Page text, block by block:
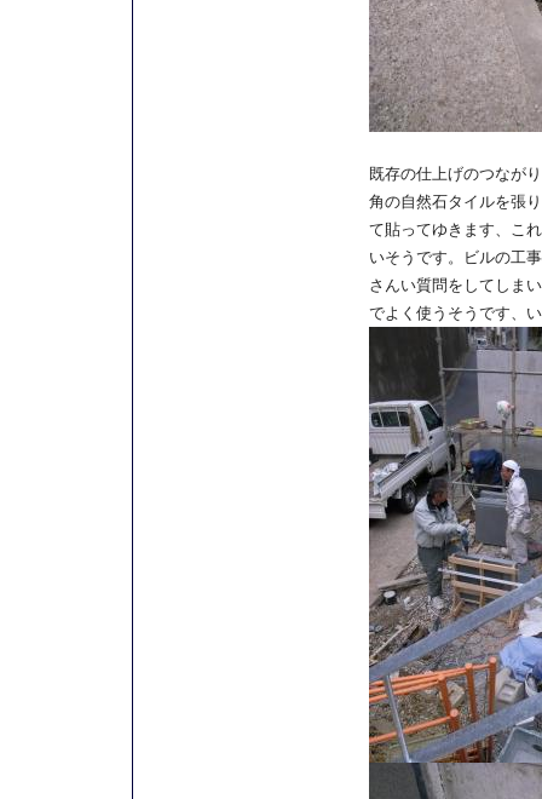
既存の仕上げのつなが
角の自然石タイルを張
て貼ってゆきます、こ
いそうです。ビルの工
さんい質問をしてしま
でよく使うそうです、